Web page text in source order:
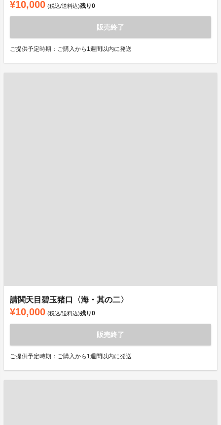
¥10,000 (税込/送料込)残り0
販売終了
ご提供予定時期：ご購入から1週間以内に発送
請関天目碧玉猪口〈海・其の二〉
¥10,000 (税込/送料込)残り0
販売終了
ご提供予定時期：ご購入から1週間以内に発送